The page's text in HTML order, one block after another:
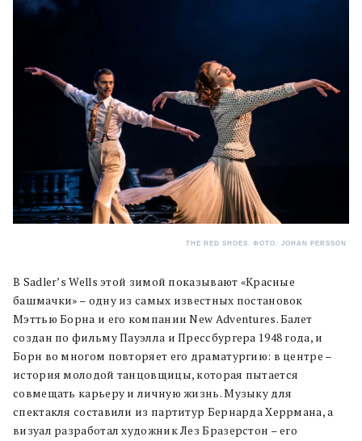
THE RED SHOES. ФОТО: JOHAN PERSSON
В Sadler’s Wells этой зимой показывают «Красные
башмачки» – одну из самых известных постановок
Мэттью Борна и его компании New Adventures. Балет
создан по фильму Пауэлла и Прессбургера 1948 года, и
Борн во многом повторяет его драматургию: в центре –
история молодой танцовщицы, которая пытается
совмещать карьеру и личную жизнь. Музыку для
спектакля составили из партитур Бернарда Херрмана, а
визуал разработал художник Лез Бразерстон – его